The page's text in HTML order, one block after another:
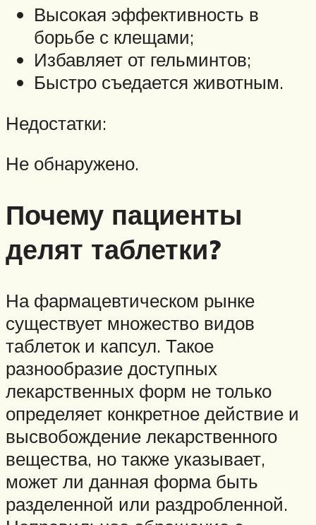
Высокая эффективность в
борьбе с клещами;
Избавляет от гельминтов;
Быстро съедается животным.
Недостатки:
Не обнаружено.
Почему пациенты
делят таблетки?
На фармацевтическом рынке
существует множество видов
таблеток и капсул. Такое
разнообразие доступных
лекарственных форм не только
определяет конкретное действие и
высвобождение лекарственного
вещества, но также указывает,
может ли данная форма быть
разделенной или раздробленной.